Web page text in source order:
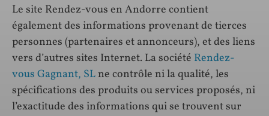
Le site Rendez-vous en Andorre contient
également des informations provenant de tierces
personnes (partenaires et annonceurs), et des liens
vers d’autres sites Internet. La société Rendez-
vous Gagnant, SLne contrôle ni la qualité, les
spécifications des produits ou services proposés, ni
l’exactitude des informations qui se trouvent sur